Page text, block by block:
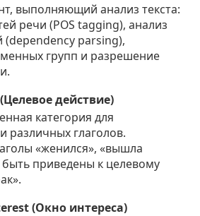
выполняющий анализ текста:
речи (POS tagging), анализ
(dependency parsing),
групп и разрешение
действие)
категория для
различных глаголов.
«женился», «вышла
приведены к целевому
(Окно интереса)